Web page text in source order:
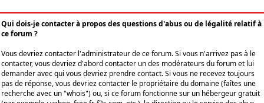
Qui dois-je contacter à propos des questions d'abus ou de légalité relatif à
ce forum ?
Vous devriez contacter l'administrateur de ce forum. Si vous n'arrivez pas à le
contacter, vous devriez d'abord contacter un des modérateurs du forum et lui
demander avec qui vous devriez prendre contact. Si vous ne recevez toujours
pas de réponse, vous devriez contacter le propriétaire du domaine (faîtes une
recherche avec un "whois") ou, si ce forum fonctionne sur un hébergeur gratuit